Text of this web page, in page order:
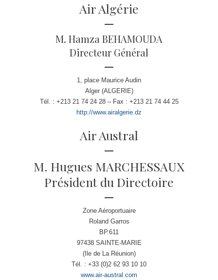
Air Algérie
M. Hamza BEHAMOUDA
Directeur Général
1, place Maurice Audin
Alger (ALGERIE)
Tél. : +213 21 74 24 28 – Fax : +213 21 74 44 25
http://www.airalgerie.dz
Air Austral
M. Hugues MARCHESSAUX
Président du Directoire
Zone Aéroportuaire
Roland Garros
BP.611
97438 SAINTE-MARIE
(Ile de La Réunion)
Tél. : +33 (0)2 62 93 10 10
www.air-austral.com